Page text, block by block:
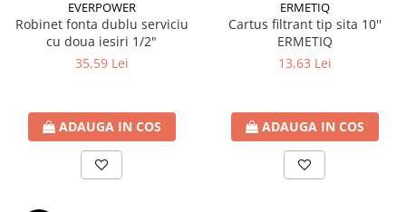
Racord flexibil monocomanda din
inox
Racord flexibil din inox
Racord flexibil monocomanda cu
Racord flexibil cu invelis din
cauciuc
Accesorii baie
Perdele Dus
Clapete de actionare
EVERPOWER
Robinet fonta dublu serviciu
cu doua iesiri 1/2"
35,59 Lei
ADAUGA IN COS
ERMETIQ
Cartus filtrant tip sita 10''
ERMETIQ
13,63 Lei
ADAUGA IN COS